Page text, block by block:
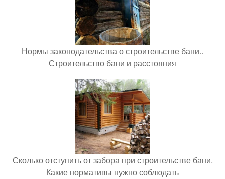
Нормы законодательства о строительстве бани..
Строительство бани и расстояния
Сколько отступить от забора при строительстве бани.
Какие нормативы нужно соблюдать